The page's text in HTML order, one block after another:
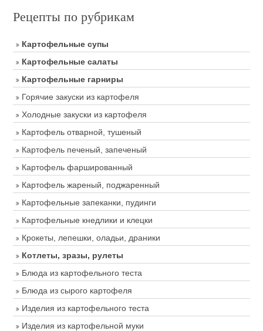
Рецепты по рубрикам
Картофельные супы
Картофельные салаты
Картофельные гарниры
Горячие закуски из картофеля
Холодные закуски из картофеля
Картофель отварной, тушеный
Картофель печеный, запеченый
Картофель фаршированный
Картофель жареный, поджаренный
Картофельные запеканки, пудинги
Картофельные кнедлики и клецки
Крокеты, лепешки, оладьи, драники
Котлеты, зразы, рулеты
Блюда из картофельного теста
Блюда из сырого картофеля
Изделия из картофельного теста
Изделия из картофельной муки